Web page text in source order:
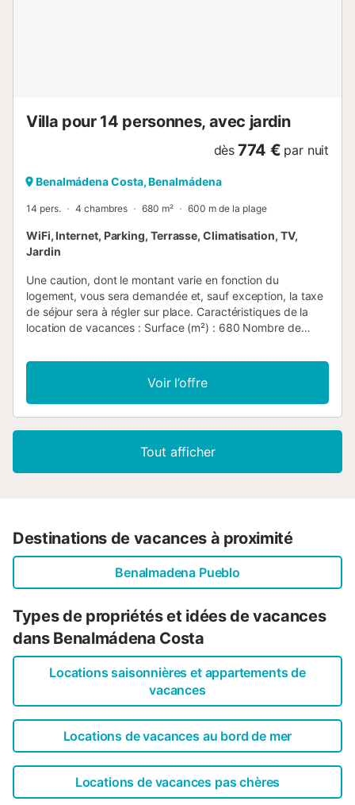
Villa pour 14 personnes, avec jardin
dès 774 € par nuit
Benalmádena Costa, Benalmádena
14 pers. 4 chambres 680 m² 600 m de la plage
WiFi, Internet, Parking, Terrasse, Climatisation, TV,
Jardin
Une caution, dont le montant varie en fonction du
logement, vous sera demandée et, sauf exception, la taxe
de séjour sera à régler sur place. Caractéristiques de la
location de vacances : Surface (m²) : 680 Nombre de
Climatisation Congélateur Lave-linge Micro-ondes
Télévision Terrasse Animaux non Admis Jardin Barbecue
Four Cheminée Lave-vaisselle Piscine privée Accès
internet Parking Wifi Sèche-cheveux Réfrigérateur
Voir l’offre
Tout afficher
Destinations de vacances à proximité
Benalmadena Pueblo
Types de propriétés et idées de vacances
dans Benalmádena Costa
Locations saisonnières et appartements de
vacances
Locations de vacances au bord de mer
Locations de vacances pas chères